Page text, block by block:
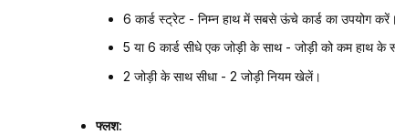
6 कार्ड स्ट्रेट - निम्न हाथ में सबसे ऊंचे कार्ड का उपयोग करें।
5 या 6 कार्ड सीधे एक जोड़ी के साथ - जोड़ी को कम हाथ के
2 जोड़ी के साथ सीधा - 2 जोड़ी नियम खेलें।
फ्लश: